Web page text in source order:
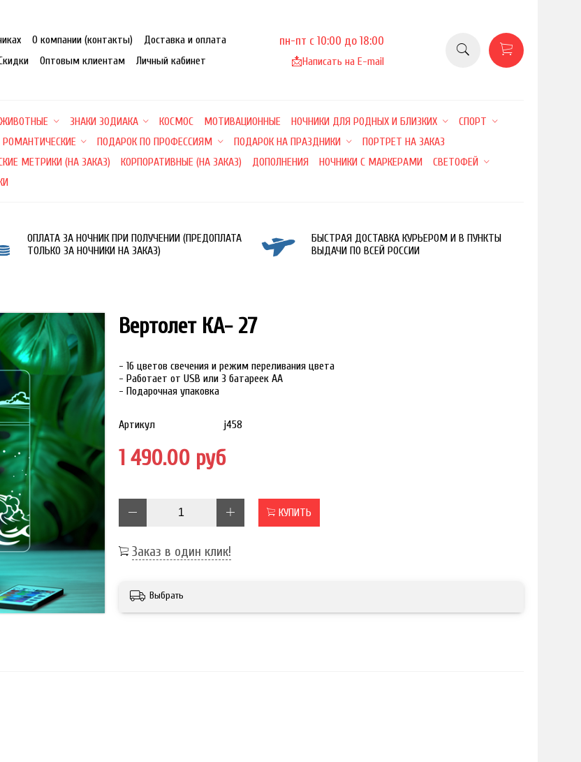
О компании (контакты)
Доставка и оплата
Оптовым клиентам Личный кабинет
пн-пт с 10:00 до 18:00
📩Написать на E-mail
ЖИВОТНЫЕ ЗНАКИ ЗОДИАКА КОСМОС МОТИВАЦИОННЫЕ НОЧНИКИ ДЛЯ РОДНЫХ И БЛИЗКИХ
СПОРТ
РОМАНТИЧЕСКИЕ ПОДАРОК ПО ПРОФЕССИЯМ ПОДАРОК НА ПРАЗДНИКИ
ПОРТРЕТ НА ЗАКАЗ
МЕТРИКИ (НА ЗАКАЗ) КОРПОРАТИВНЫЕ (НА ЗАКАЗ) ДОПОЛНЕНИЯ НОЧНИКИ С МАРКЕРАМИ
СВЕТОФЕЙ
ОПЛАТА ЗА НОЧНИК ПРИ ПОЛУЧЕНИИ (ПРЕДОПЛАТА
ТОЛЬКО ЗА НОЧНИКИ НА ЗАКАЗ)
БЫСТРАЯ ДОСТАВКА КУРЬЕРОМ И В ПУНКТЫ
ВЫДАЧИ ПО ВСЕЙ РОССИИ
Вертолет КА- 27
- 16 цветов свечения и режим переливания цвета
- Работает от USB или 3 батареек АА
- Подарочная упаковка
Артикул j458
1 490.00 руб
КУПИТЬ
Заказ в один клик!
Выбрать